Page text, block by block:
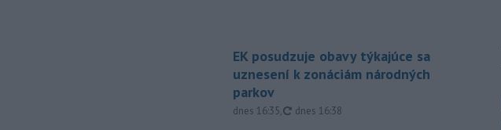
EK posudzuje obavy týkajúce sa
uznesení k zonáciám národných
parkov
dnes 16:35, aktualizované
dnes 16:38